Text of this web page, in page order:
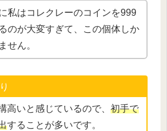
私はコレクレーのコインを999
のが大変すぎて、この個体しか
せん。
高いと感じているので、 初手で
することが多いです。